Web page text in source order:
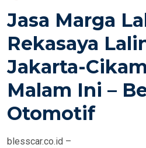
S
E
D
N
Jasa Marga
Rekasaya
Jakarta-
Malam Ini –
Otomotif
blesscar.co.id –